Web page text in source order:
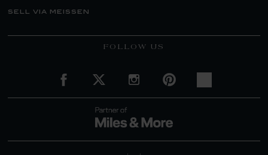
sell via meissen
FOLLOW US